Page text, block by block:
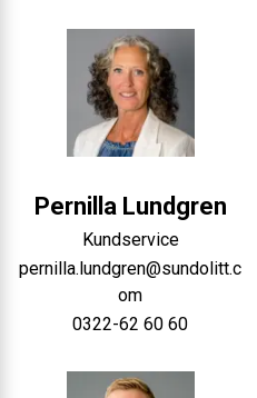
Pernilla Lundgren
Kundservice
pernilla.lundgren@sundolitt.c
om
0322-62 60 60